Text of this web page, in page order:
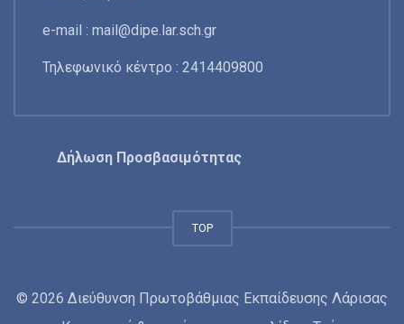
e-mail : mail@dipe.lar.sch.gr
Τηλεφωνικό κέντρο : 2414409800
Δήλωση Προσβασιμότητας
TOP
© 2026 Διεύθυνση Πρωτοβάθμιας Εκπαίδευσης Λάρισας